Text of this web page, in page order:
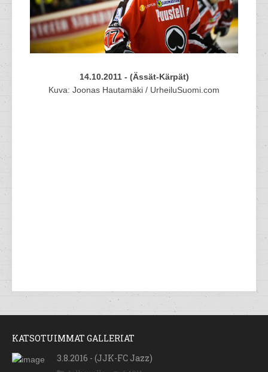
14.10.2011 - (Ässät-Kärpät)
Kuva: Joonas Hautamäki / UrheiluSuomi.com
KATSOTUIMMAT GALLERIAT
3.8.2016 - (JJK-FC Jazz)